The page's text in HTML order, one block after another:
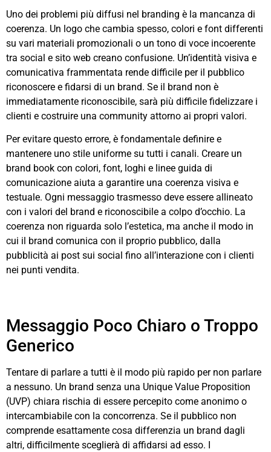
Uno dei problemi più diffusi nel branding è la mancanza di
coerenza. Un logo che cambia spesso, colori e font differenti
su vari materiali promozionali o un tono di voce incoerente
tra social e sito web creano confusione. Un’identità visiva e
comunicativa frammentata rende difficile per il pubblico
riconoscere e fidarsi di un brand. Se il brand non è
immediatamente riconoscibile, sarà più difficile fidelizzare i
clienti e costruire una community attorno ai propri valori.
Per evitare questo errore, è fondamentale definire e
mantenere uno stile uniforme su tutti i canali. Creare un
brand book con colori, font, loghi e linee guida di
comunicazione aiuta a garantire una coerenza visiva e
testuale. Ogni messaggio trasmesso deve essere allineato
con i valori del brand e riconoscibile a colpo d’occhio. La
coerenza non riguarda solo l’estetica, ma anche il modo in
cui il brand comunica con il proprio pubblico, dalla
pubblicità ai post sui social fino all’interazione con i clienti
nei punti vendita.
Messaggio Poco Chiaro o Troppo
Generico
Tentare di parlare a tutti è il modo più rapido per non parlare
a nessuno. Un brand senza una Unique Value Proposition
(UVP) chiara rischia di essere percepito come anonimo o
intercambiabile con la concorrenza. Se il pubblico non
comprende esattamente cosa differenzia un brand dagli
altri, difficilmente sceglierà di affidarsi ad esso. I